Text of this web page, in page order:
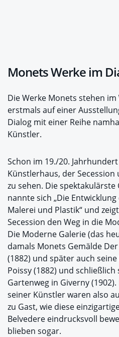
Monets Werke im
Die Werke Monets stehen im
erstmals auf einer
Dialog mit einer Reihe
Künstler.
Schon im 19./20.
Künstlerhaus, der
zu sehen. Die
nannte sich „Die
Malerei und Plastik“ und
Secession den Weg in die
Die Moderne Galerie (das
damals Monets Gemälde
(1882) und später auch
Poissy (1882) und
Gartenweg in Giverny
seiner Künstler waren also
zu Gast, wie diese
Belvedere eindrucksvoll
blieben sogar.